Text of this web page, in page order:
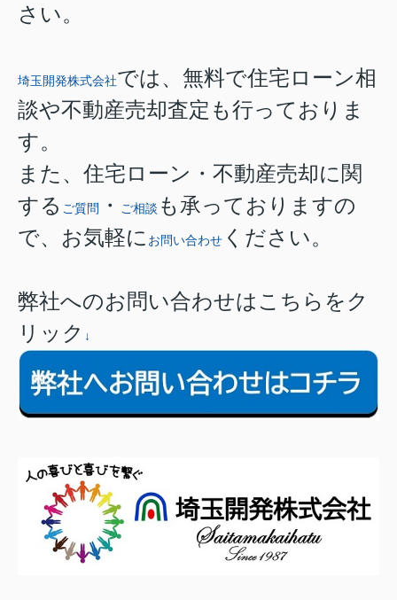
さい。
埼玉開発株式会社では、無料で住宅ローン相
談や不動産売却査定も行っておりま
す。
また、住宅ローン・不動産売却に関
する ご質問 ・ ご相談 も承っておりますの
で、お気軽に お問い合わせ ください。
弊社へのお問い合わせはこちらをク
リック ↓